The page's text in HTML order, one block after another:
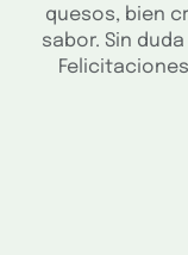
quesos, bien
sabor. Sin